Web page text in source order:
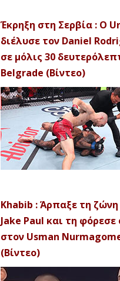
Έκρηξη στη Σερβία : Ο
διέλυσε τον Daniel
σε μόλις 30
Belgrade (Βίντεο)
Khabib : Άρπαξε τη
Jake Paul και τη φόρεσε
στον Usman
(Βίντεο)